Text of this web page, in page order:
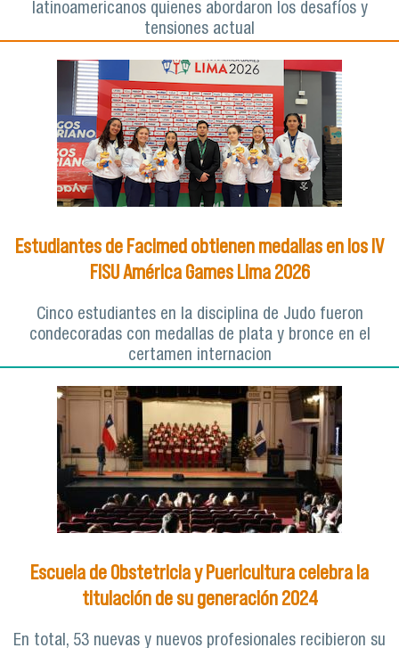
latinoamericanos quienes abordaron los desafíos y
tensiones actual
Estudiantes de Facimed obtienen medallas en los IV
FISU América Games Lima 2026
Cinco estudiantes en la disciplina de Judo fueron
condecoradas con medallas de plata y bronce en el
certamen internacion
Escuela de Obstetricia y Puericultura celebra la
titulación de su generación 2024
En total, 53 nuevas y nuevos profesionales recibieron su